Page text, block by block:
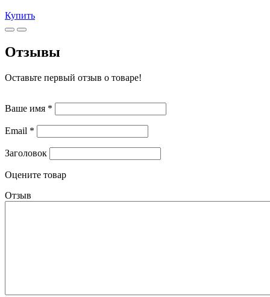
Купить
Отзывы
Оставьте первый отзыв о товаре!
Ваше имя *
Email *
Заголовок
Оцените товар
Отзыв